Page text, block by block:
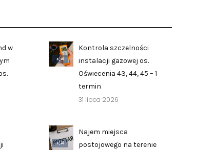
w
AI
Kontrola szczelności
instalacji gazowej os.
Oświecenia 43, 44, 45 – 1
termin
31 lipca 2026
AI
Najem miejsca
postojowego na terenie